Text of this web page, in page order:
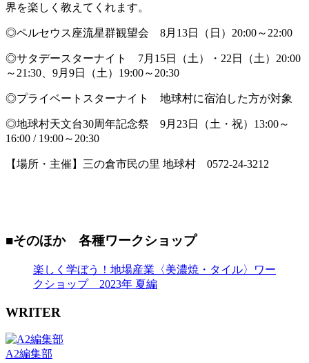
界を楽しく教えてくれます。
◎ペルセウス座流星群観望会 8月13日（日）20:00～22:00
◎サタデースターナイト 7月15日（土）・22日（土）20:00
～21:30、9月9日（土）19:00～20:30
◎プライベートスターナイト 地球村に宿泊した方が対象
◎地球村天文台30周年記念祭 9月23日（土・祝）13:00～
16:00 / 19:00～20:30
【場所・主催】三の倉市民の里 地球村 0572-24-3212
■そのほか 各種ワークショップ
楽しく学ぼう！地場産業〈美濃焼・タイル〉ワー
クショップ 2023年 夏編
WRITER
A2編集部